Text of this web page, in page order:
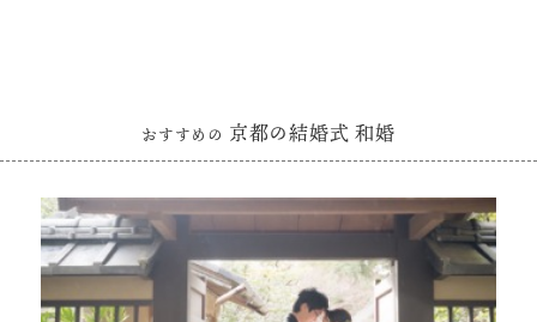
おすすめの 京都の結婚式 和婚